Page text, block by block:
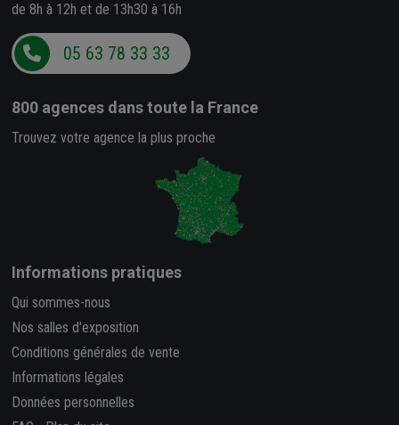
de 8h à 12h et de 13h30 à 16h
05 63 78 33 33
800 agences dans toute la France
Trouvez votre agence la plus proche
Informations pratiques
Qui sommes-nous
Nos salles d'exposition
Conditions générales de vente
Informations légales
Données personnelles